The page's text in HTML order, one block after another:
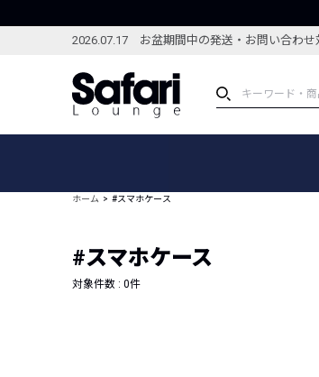
2026.07.17 お盆期間中の発送・お問い合わせ
ブランドから探す
新着アイテム
編集部のおすすめアイテム
ホーム #スマホケース
#スマホケース
対象件数 : 0件